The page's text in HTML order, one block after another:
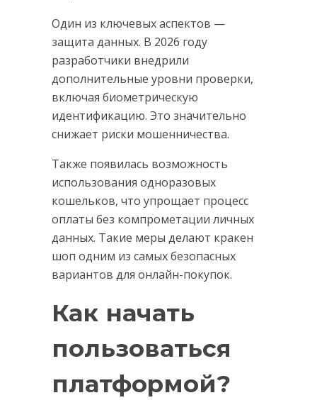
Один из ключевых аспектов —
защита данных. В 2026 году
разработчики внедрили
дополнительные уровни проверки,
включая биометрическую
идентификацию. Это значительно
снижает риски мошенничества.
Также появилась возможность
использования одноразовых
кошельков, что упрощает процесс
оплаты без компрометации личных
данных. Такие меры делают кракен
шоп одним из самых безопасных
вариантов для онлайн-покупок.
Как начать
пользоваться
платформой?